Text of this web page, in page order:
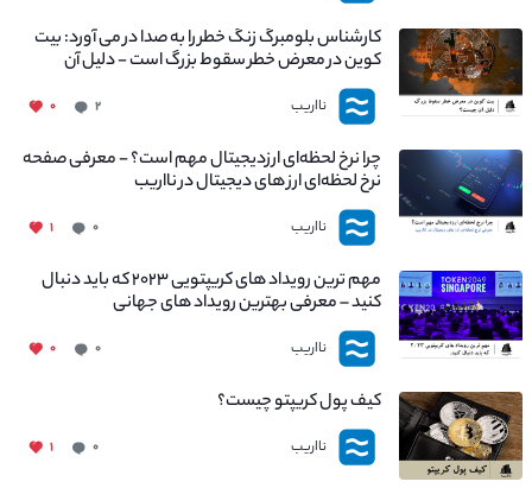
کارشناس بلومبرگ زنگ خطر را به صدا در می آورد: بیت
کوین در معرض خطر سقوط بزرگ است - دلیل آن
چیست؟
نااریب ۲ ۰
چرا نرخ لحظه‌ای ارزدیجیتال مهم است؟ - معرفی صفحه
نرخ لحظه‌ای ارز های دیجیتال در نااریب
نااریب ۰ ۱
مهم ترین رویداد های کریپتویی ۲۰۲۳ که باید دنبال
کنید – معرفی بهترین رویداد های جهانی
نااریب ۰ ۰
کیف پول کریپتو چیست؟
نااریب ۰ ۱